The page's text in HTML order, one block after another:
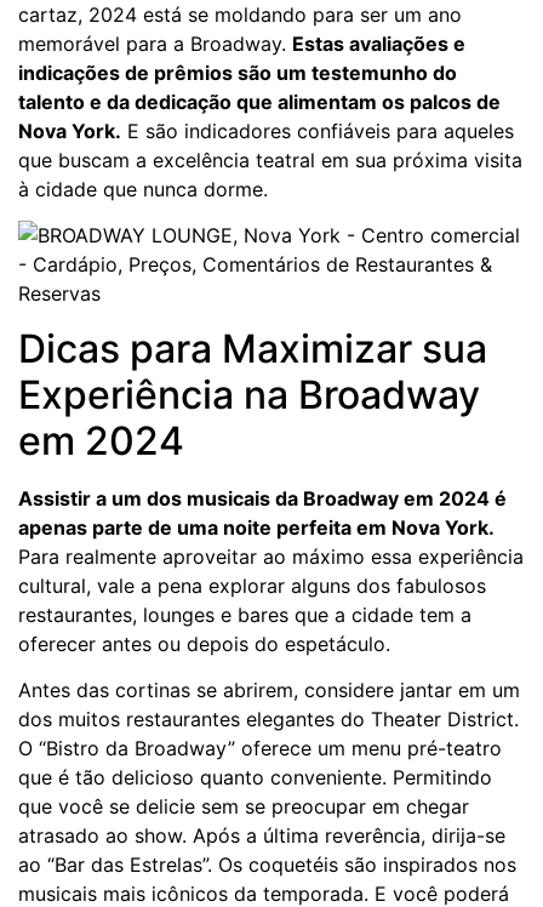
cartaz, 2024 está se moldando para ser um ano
memorável para a Broadway. Estas avaliações e
indicações de prêmios são um testemunho do
talento e da dedicação que alimentam os palcos de
Nova York. E são indicadores confiáveis para aqueles
que buscam a excelência teatral em sua próxima visita
à cidade que nunca dorme.
Dicas para Maximizar sua
Experiência na Broadway
em 2024
Assistir a um dos musicais da Broadway em 2024 é
apenas parte de uma noite perfeita em Nova York.
Para realmente aproveitar ao máximo essa experiência
cultural, vale a pena explorar alguns dos fabulosos
restaurantes, lounges e bares que a cidade tem a
oferecer antes ou depois do espetáculo.
Antes das cortinas se abrirem, considere jantar em um
dos muitos restaurantes elegantes do Theater District.
O “Bistro da Broadway” oferece um menu pré-teatro
que é tão delicioso quanto conveniente. Permitindo
que você se delicie sem se preocupar em chegar
atrasado ao show. Após a última reverência, dirija-se
ao “Bar das Estrelas”. Os coquetéis são inspirados nos
musicais mais icônicos da temporada. E você poderá